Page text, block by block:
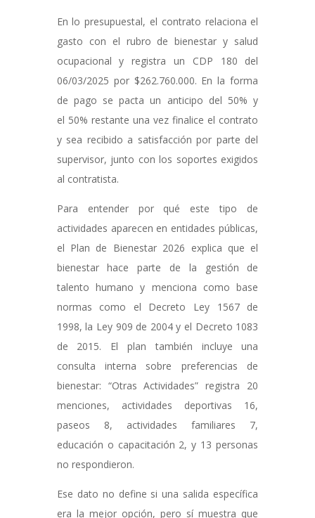
En lo presupuestal, el contrato relaciona el
gasto con el rubro de bienestar y salud
ocupacional y registra un CDP 180 del
06/03/2025 por $262.760.000. En la forma
de pago se pacta un anticipo del 50% y
el 50% restante una vez finalice el contrato
y sea recibido a satisfacción por parte del
supervisor, junto con los soportes exigidos
al contratista.
Para entender por qué este tipo de
actividades aparecen en entidades públicas,
el Plan de Bienestar 2026 explica que el
bienestar hace parte de la gestión de
talento humano y menciona como base
normas como el Decreto Ley 1567 de
1998, la Ley 909 de 2004 y el Decreto 1083
de 2015. El plan también incluye una
consulta interna sobre preferencias de
bienestar: “Otras Actividades” registra 20
menciones, actividades deportivas 16,
paseos 8, actividades familiares 7,
educación o capacitación 2, y 13 personas
no respondieron.
Ese dato no define si una salida específica
era la mejor opción, pero sí muestra que